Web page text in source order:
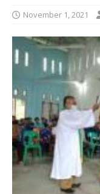
November 1, 2021